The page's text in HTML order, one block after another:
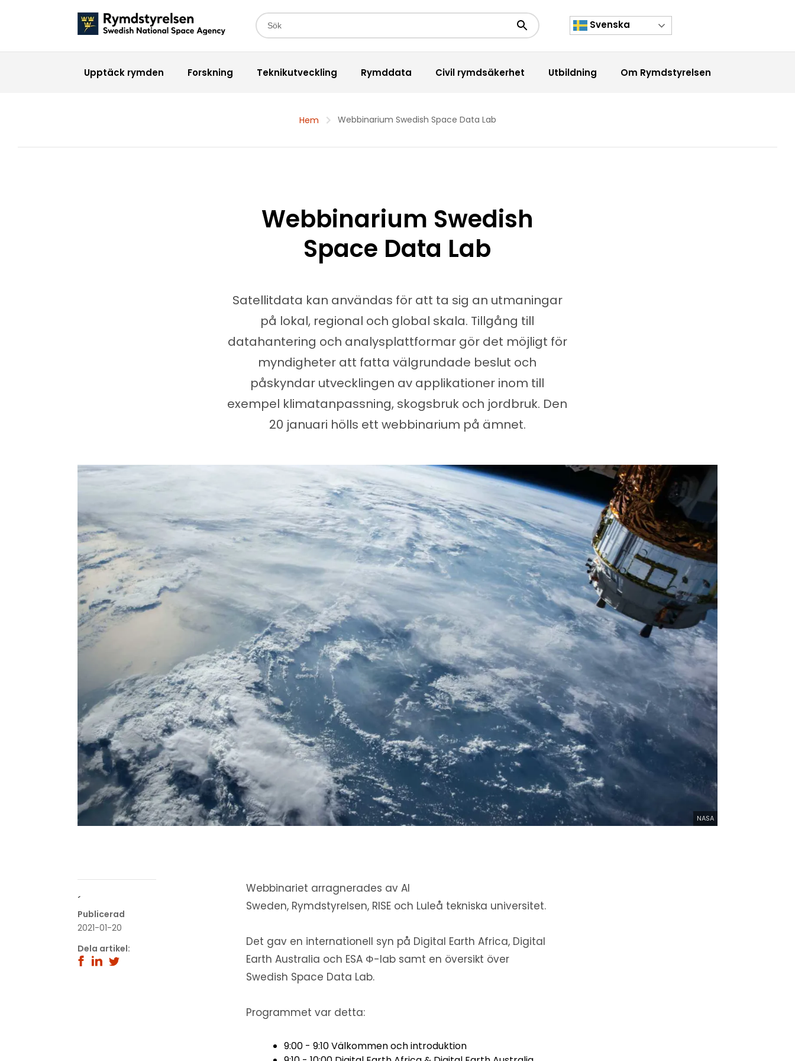
Sökfält
Sökknapp Svenska
Upptäck rymden Forskning Teknikutveckling Rymddata Civil rymdsäkerhet Utbildning Om Rymdstyrelsen
Hem Webbinarium Swedish Space Data Lab
Webbinarium Swedish
Space Data Lab
Satellitdata kan användas för att ta sig an utmaningar
på lokal, regional och global skala. Tillgång till
datahantering och analysplattformar gör det möjligt för
myndigheter att fatta välgrundade beslut och
påskyndar utvecklingen av applikationer inom till
exempel klimatanpassning, skogsbruk och jordbruk. Den
20 januari hölls ett webbinarium på ämnet.
NASA
´
Publicerad
2021-01-20
Dela artikel:
Webbinariet arragnerades avAI
Sweden, Rymdstyrelsen, RISE och Luleå tekniska universitet.
Det gav en internationell syn på Digital Earth Africa, Digital
Earth Australia och ESA Φ-lab samt en översikt över
Swedish Space Data Lab.
Programmet var detta:
9:00 - 9:10 Välkommen och introduktion